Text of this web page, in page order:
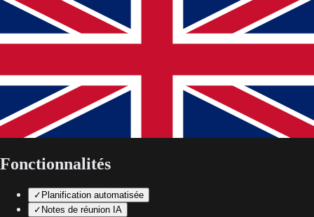
Fonctionnalités
✓ Planification automatisée
✓ Notes de réunion IA